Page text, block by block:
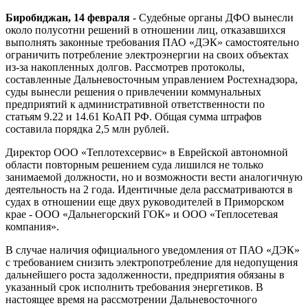
Биробиджан, 14 февраля - Судебные органы ДФО вынесли
около полусотни решений в отношении лиц, отказавшихся
выполнять законные требования ПАО «ДЭК» самостоятельно
ограничить потребление электроэнергии на своих объектах
из-за накопленных долгов. Рассмотрев протоколы,
составленные Дальневосточным управлением Ростехнадзора,
суды вынесли решения о привлечении коммунальных
предприятий к административной ответственности по
статьям 9.22 и 14.61 КоАП РФ. Общая сумма штрафов
составила порядка 2,5 млн рублей.
Директор ООО «Теплотехсервис» в Еврейской автономной
области повторным решением суда лишился не только
занимаемой должности, но и возможности вести аналогичную
деятельность на 2 года. Идентичные дела рассматриваются в
судах в отношении еще двух руководителей в Приморском
крае - ООО «Дальнегорский ГОК» и ООО «Теплосетевая
компания».
В случае наличия официального уведомления от ПАО «ДЭК»
с требованием снизить электропотребление для недопущения
дальнейшего роста задолженности, предприятия обязаны в
указанный срок исполнить требования энергетиков. В
настоящее время на рассмотрении Дальневосточного